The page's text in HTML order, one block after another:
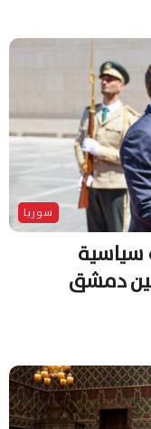
سوريا
سياسية
دمشق